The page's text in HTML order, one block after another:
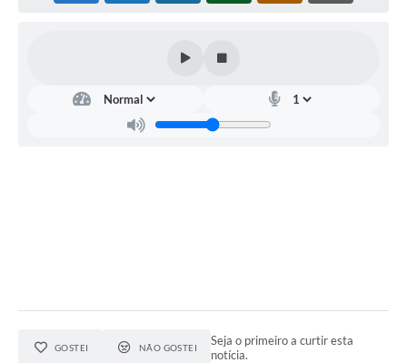
GOSTEI NÃO GOSTEI
Seja o primeiro a curtir esta
notícia.